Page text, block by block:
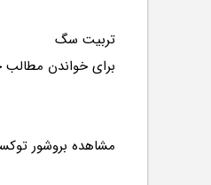
تربیت سگ
برای خواندن